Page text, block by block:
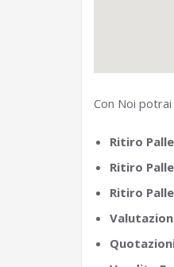
Con Noi
Ritiro
Ritiro
Ritiro